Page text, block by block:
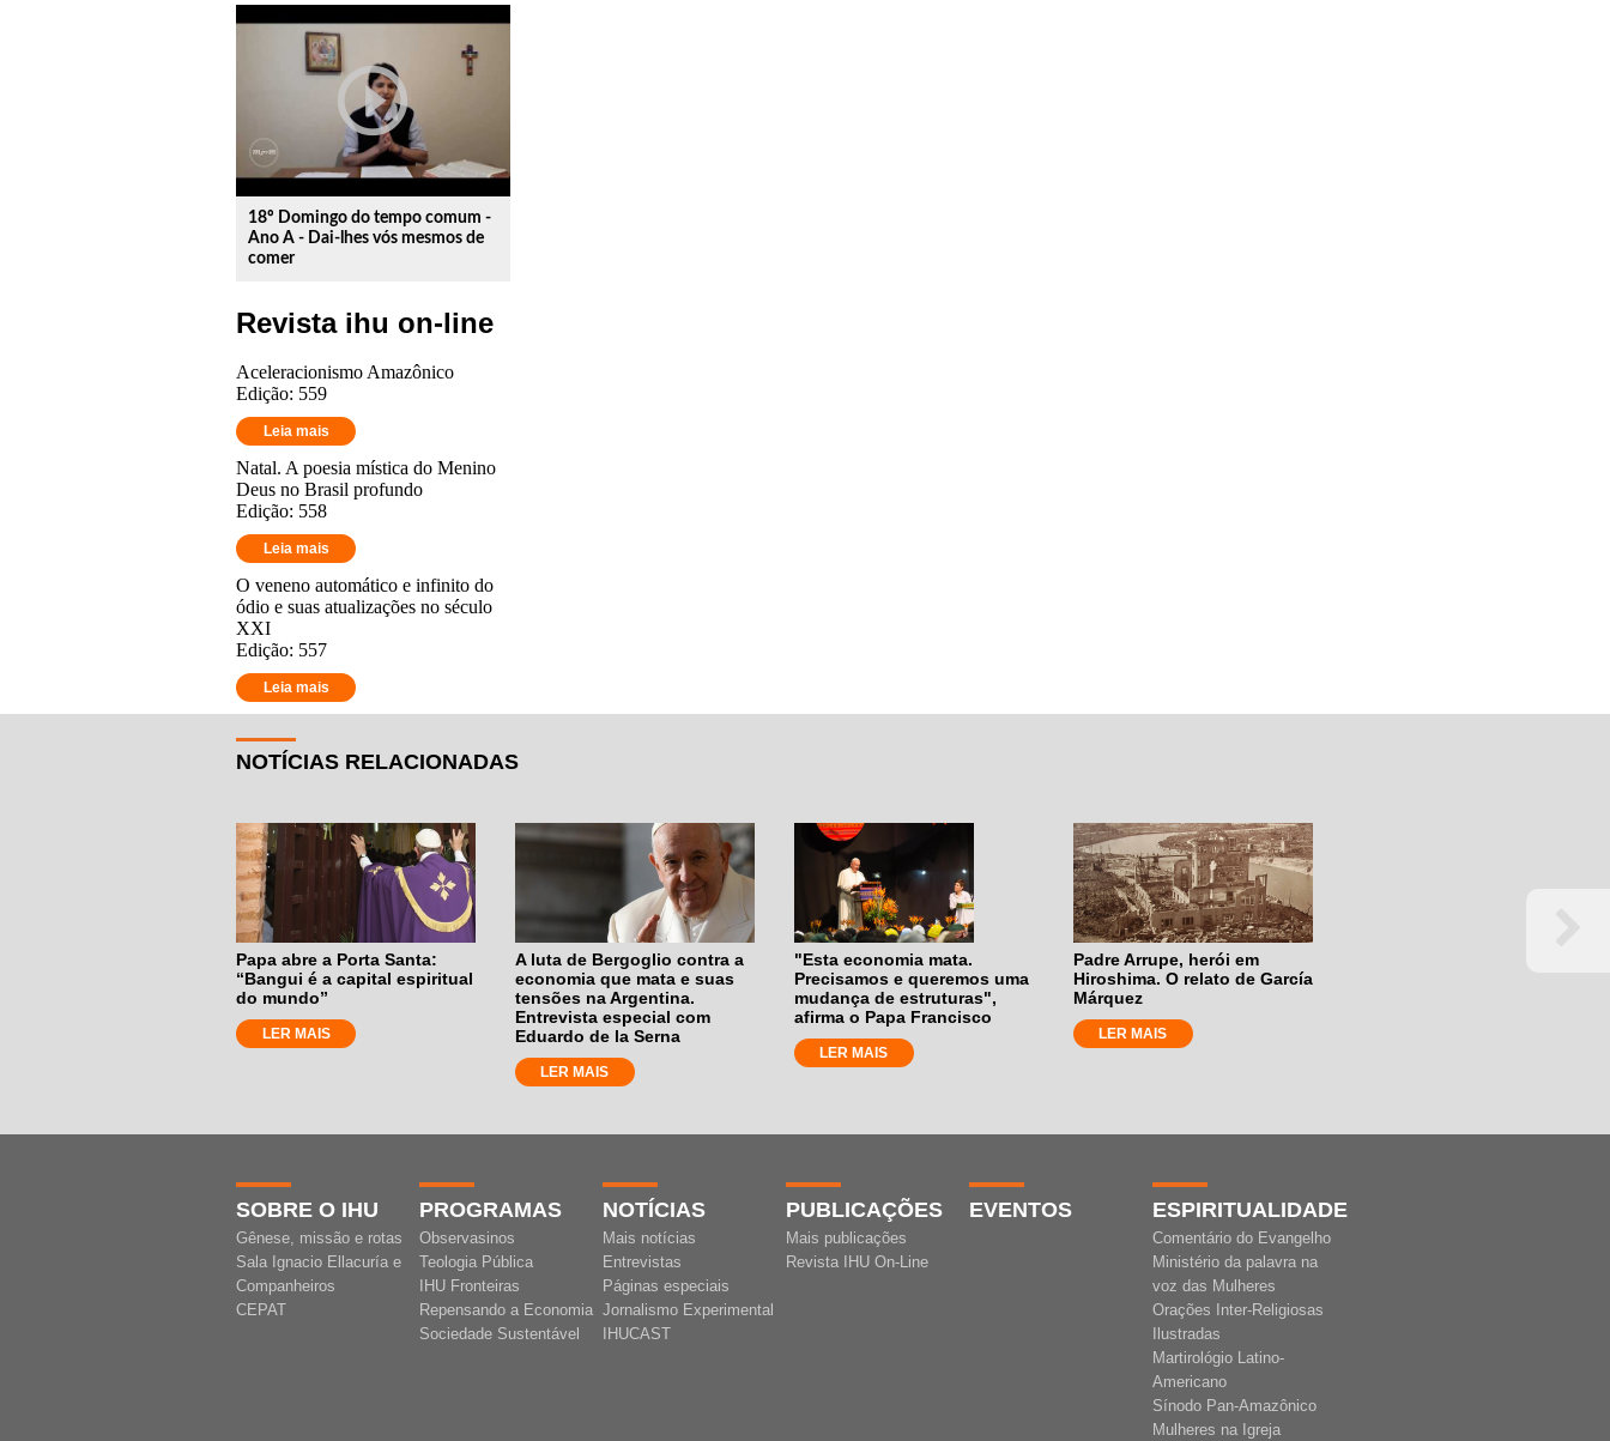
play_circle_outline
18º Domingo do tempo comum -
Ano A - Dai-lhes vós mesmos de
comer
Revista ihu on-line
Aceleracionismo Amazônico
Edição: 559
Leia mais
Natal. A poesia mística do Menino
Deus no Brasil profundo
Edição: 558
Leia mais
O veneno automático e infinito do
ódio e suas atualizações no século
XXI
Edição: 557
Leia mais
NOTÍCIAS RELACIONADAS
Papa abre a Porta Santa:
“Bangui é a capital espiritual
do mundo”
LER MAIS
A luta de Bergoglio contra a
economia que mata e suas
tensões na Argentina.
Entrevista especial com
Eduardo de la Serna
LER MAIS
"Esta economia mata.
Precisamos e queremos uma
mudança de estruturas",
afirma o Papa Francisco
LER MAIS
Padre Arrupe, herói em
Hiroshima. O relato de García
Márquez
LER MAIS
SOBRE O IHU
Gênese, missão e rotas
Sala Ignacio Ellacuría e
Companheiros
CEPAT
PROGRAMAS
Observasinos
Teologia Pública
IHU Fronteiras
Repensando a Economia
Sociedade Sustentável
NOTÍCIAS
Mais notícias
Entrevistas
Páginas especiais
Jornalismo Experimental
IHUCAST
PUBLICAÇÕES
Mais publicações
Revista IHU On-Line
EVENTOS ESPIRITUALIDADE
Comentário do Evangelho
Ministério da palavra na
voz das Mulheres
Orações Inter-Religiosas
Ilustradas
Martirológio Latino-
Americano
Sínodo Pan-Amazônico
Mulheres na Igreja